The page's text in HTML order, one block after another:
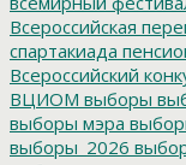
Всероссийская
спартакиада
Всероссийский
ВЦИОМ выборы
выборы мэра
выборы_2026